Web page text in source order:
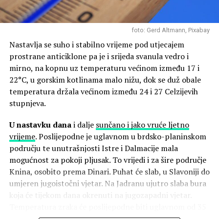
Sutra, upetak,na srednjem i južnom Jadranu bit će
pretežno sunčano i vruće. Jutarnje temperature bit će
sjeverozapadnim krajevima unutrašnjosti i na sjevernom
Jadranu bit će promjenljivo oblačno, osobito u drugoj
polovini dana, kada očekujemo jak razvoj kumulusne
naoblake uz grmljavinske pljuskove i mahovite udare
vjetra. Na sjevernom Jadranu zapuhat će jaka, a u
podvelebitskom primorju na mahove i olujna bura, stoga
je potreban oprez pri aktivnostima na moru. Jutarnje
temperature u unutrašnjosti bit će od 19 do 23 °C, a na
sjevernom Jadranu oko 24 °C. Najviše dnevne
temperature bit će u manjem padu te će iznositi od 29
do 33 °C.
Temperatura mora je između 25 i 27 °C, a UV indeks je
foto: Gerd Altmann, Pixabay
Nastavlja se suho i stabilno vrijeme pod utjecajem
prostrane anticiklone pa je i srijeda svanula vedro i
mirno, na kopnu uz temperaturu većinom između 17 i
22°C, u gorskim kotlinama malo nižu, dok se duž obale
temperatura držala većinom između 24 i 27 Celzijevih
stupnjeva.
U nastavku danai dalje sunčano i jako vruće ljetno
vrijeme. Poslijepodne je uglavnom u brdsko-planinskom
području te unutrašnjosti Istre i Dalmacije mala
mogućnost za pokoji pljusak. To vrijedi i za šire područje
Knina, osobito prema Dinari. Puhat će slab, u Slavoniji do
umjeren jugoistočni vjetar. Na Jadranu ujutro slaba bura
koja će tijekom dana okrenuti na jugozapadni vjetar.